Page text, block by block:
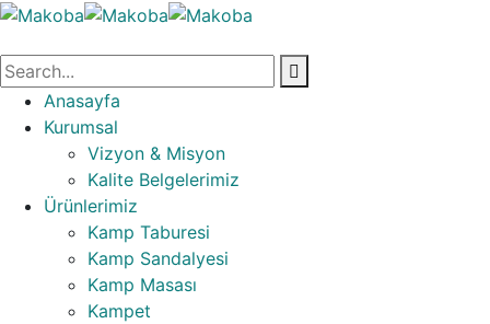
Anasayfa
Kurumsal
Vizyon & Misyon
Kalite Belgelerimiz
Ürünlerimiz
Kamp Taburesi
Kamp Sandalyesi
Kamp Masası
Kampet